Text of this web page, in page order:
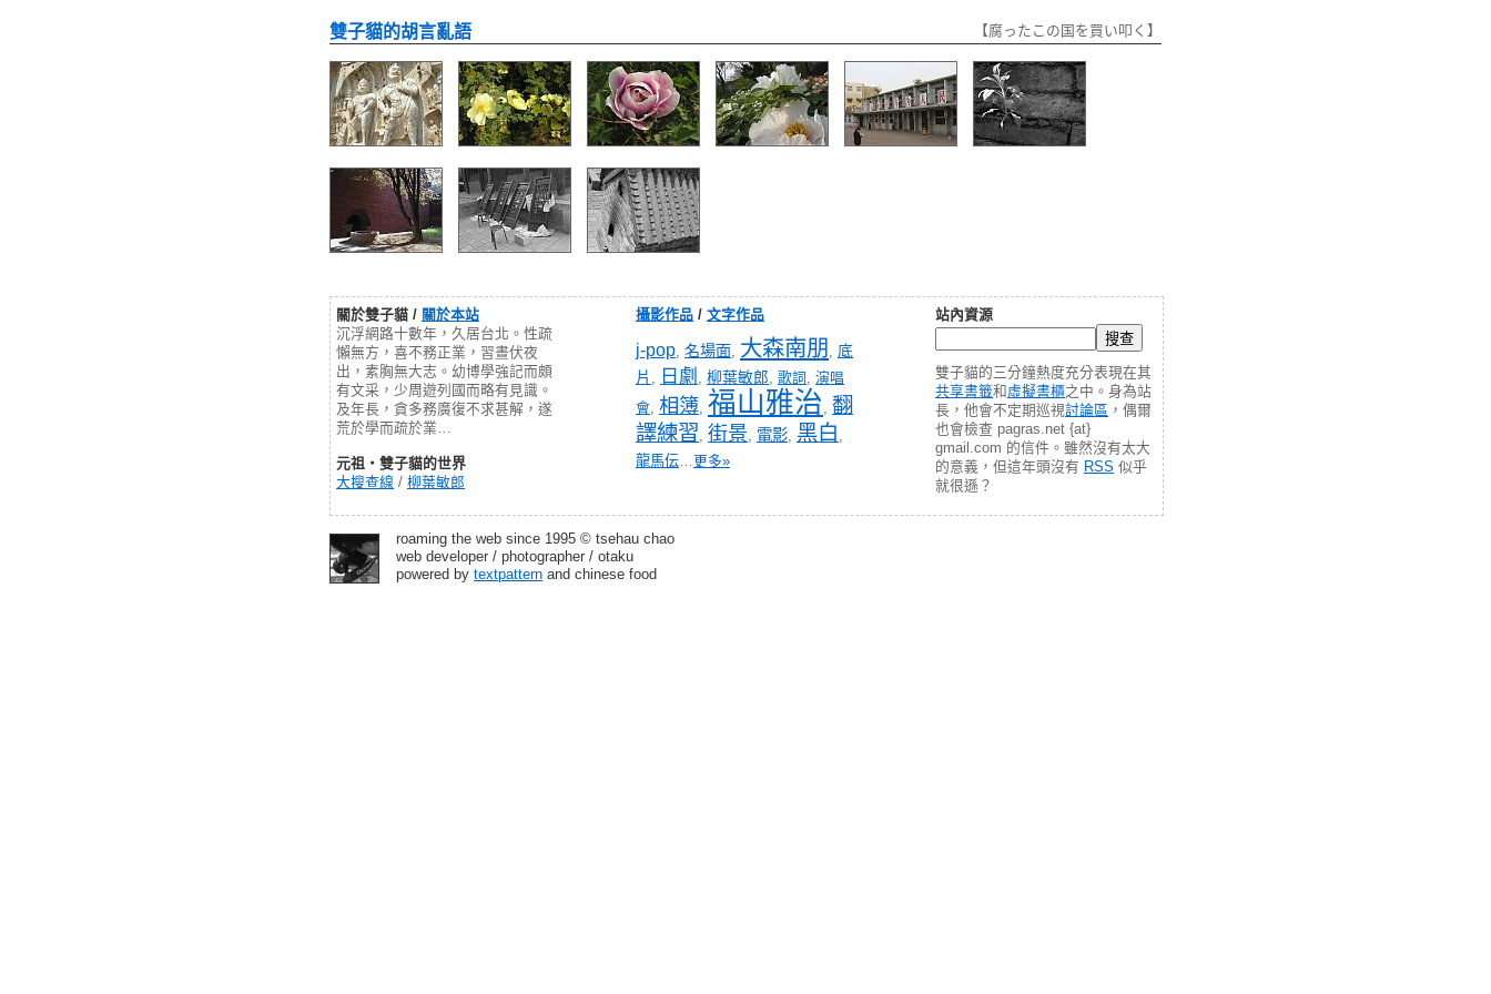
雙子貓的胡言亂語 【腐ったこの国を買い叩く】
關於雙子貓 / 關於本站
沉浮網路十數年，久居台北。性疏
懶無方，喜不務正業，習晝伏夜
出，素胸無大志。幼博學強記而頗
有文采，少周遊列國而略有見識。
及年長，貪多務廣復不求甚解，遂
荒於學而疏於業…
元祖‧雙子貓的世界
大搜查線 / 柳葉敏郎
站內資源
雙子貓的三分鐘熱度充分表現在其
共享書籤和 虛擬書櫃之中。身為站
長，他會不定期巡視討論區 ，偶爾
也會檢查 pagras.net {at}
gmail.com 的信件。雖然沒有太大
的意義，但這年頭沒有 RSS 似乎
就很遜？
攝影作品 / 文字作品
j-pop, 名場面, 大森南朋 , 底
片 , 日劇 , 柳葉敏郎, 歌詞 , 演唱
會, 相簿, 福山雅治 , 翻
譯練習, 街景, 電影, 黑白 ,
龍馬伝…更多»
roaming the web since 1995 © tsehau chao
web developer / photographer / otaku
powered by textpattern and chinese food